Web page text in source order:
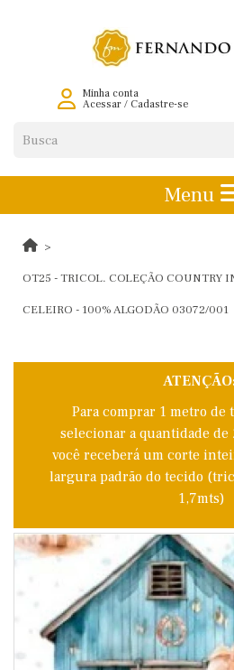
Minha conta
Acessar/ Cadastre-se
Menu
OT25 - TRICOL. COLEÇÃO COUNTRY
CELEIRO - 100% ALGODÃO 03072/001
Para comprar 1 metro de
selecionar a quantidade
você receberá um corte
largura padrão do tecido
1,7mts)